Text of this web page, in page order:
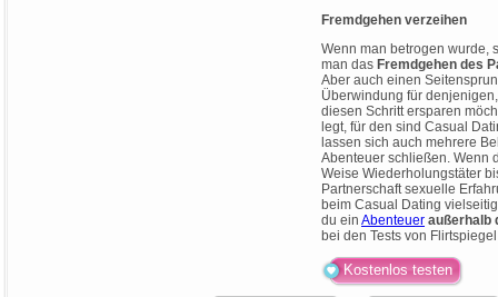
Fremdgehen verzeihen
Wenn man betrogen wurde,
man das Fremdgehen des
Aber auch einen
Überwindung für
diesen Schritt ersparen
legt, für den sind Casual
lassen sich auch mehrere
Abenteuer schließen. Wenn
Weise Wiederholungstäter
Partnerschaft sexuelle
beim Casual Dating
du ein Abenteuer außerhalb
bei den Tests von
Kostenlos testen